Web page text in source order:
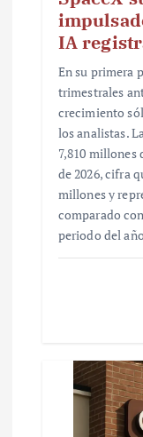
IA
En su primera
trimestrales
crecimiento
los analistas.
7,810 millones
de 2026, cifra
millones y
comparado
periodo del